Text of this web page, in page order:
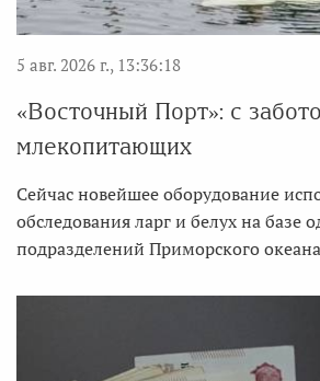
5 авг. 2026 г., 13:36:18
«Восточный Порт»: с
млекопитающих
Сейчас новейшее оборудование
обследования ларг и белух на базе
подразделений Приморского